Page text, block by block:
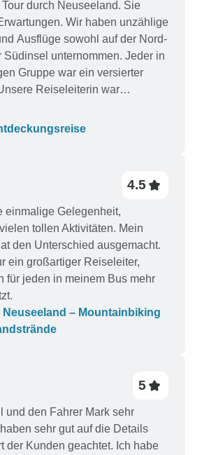
durch Neuseeland. Sie
Wir haben unzählige
Ausflüge sowohl auf der Nord-
unternommen. Jeder in
Gruppe war ein versierter
die
waren faszinierend. Ihre
egal ob Sie zum ersten
reisen oder schon einmal
werden mit dieser
sehr zufrieden sein.
4.5
einmalige Gelegenheit,
tollen Aktivitäten. Mein
den Unterschied ausgemacht.
ein großartiger Reiseleiter,
für jeden in meinem Bus mehr
Neuseeland – Mountainbiking
5
und den Fahrer Mark sehr
sehr gut auf die Details
der Kunden geachtet. Ich habe